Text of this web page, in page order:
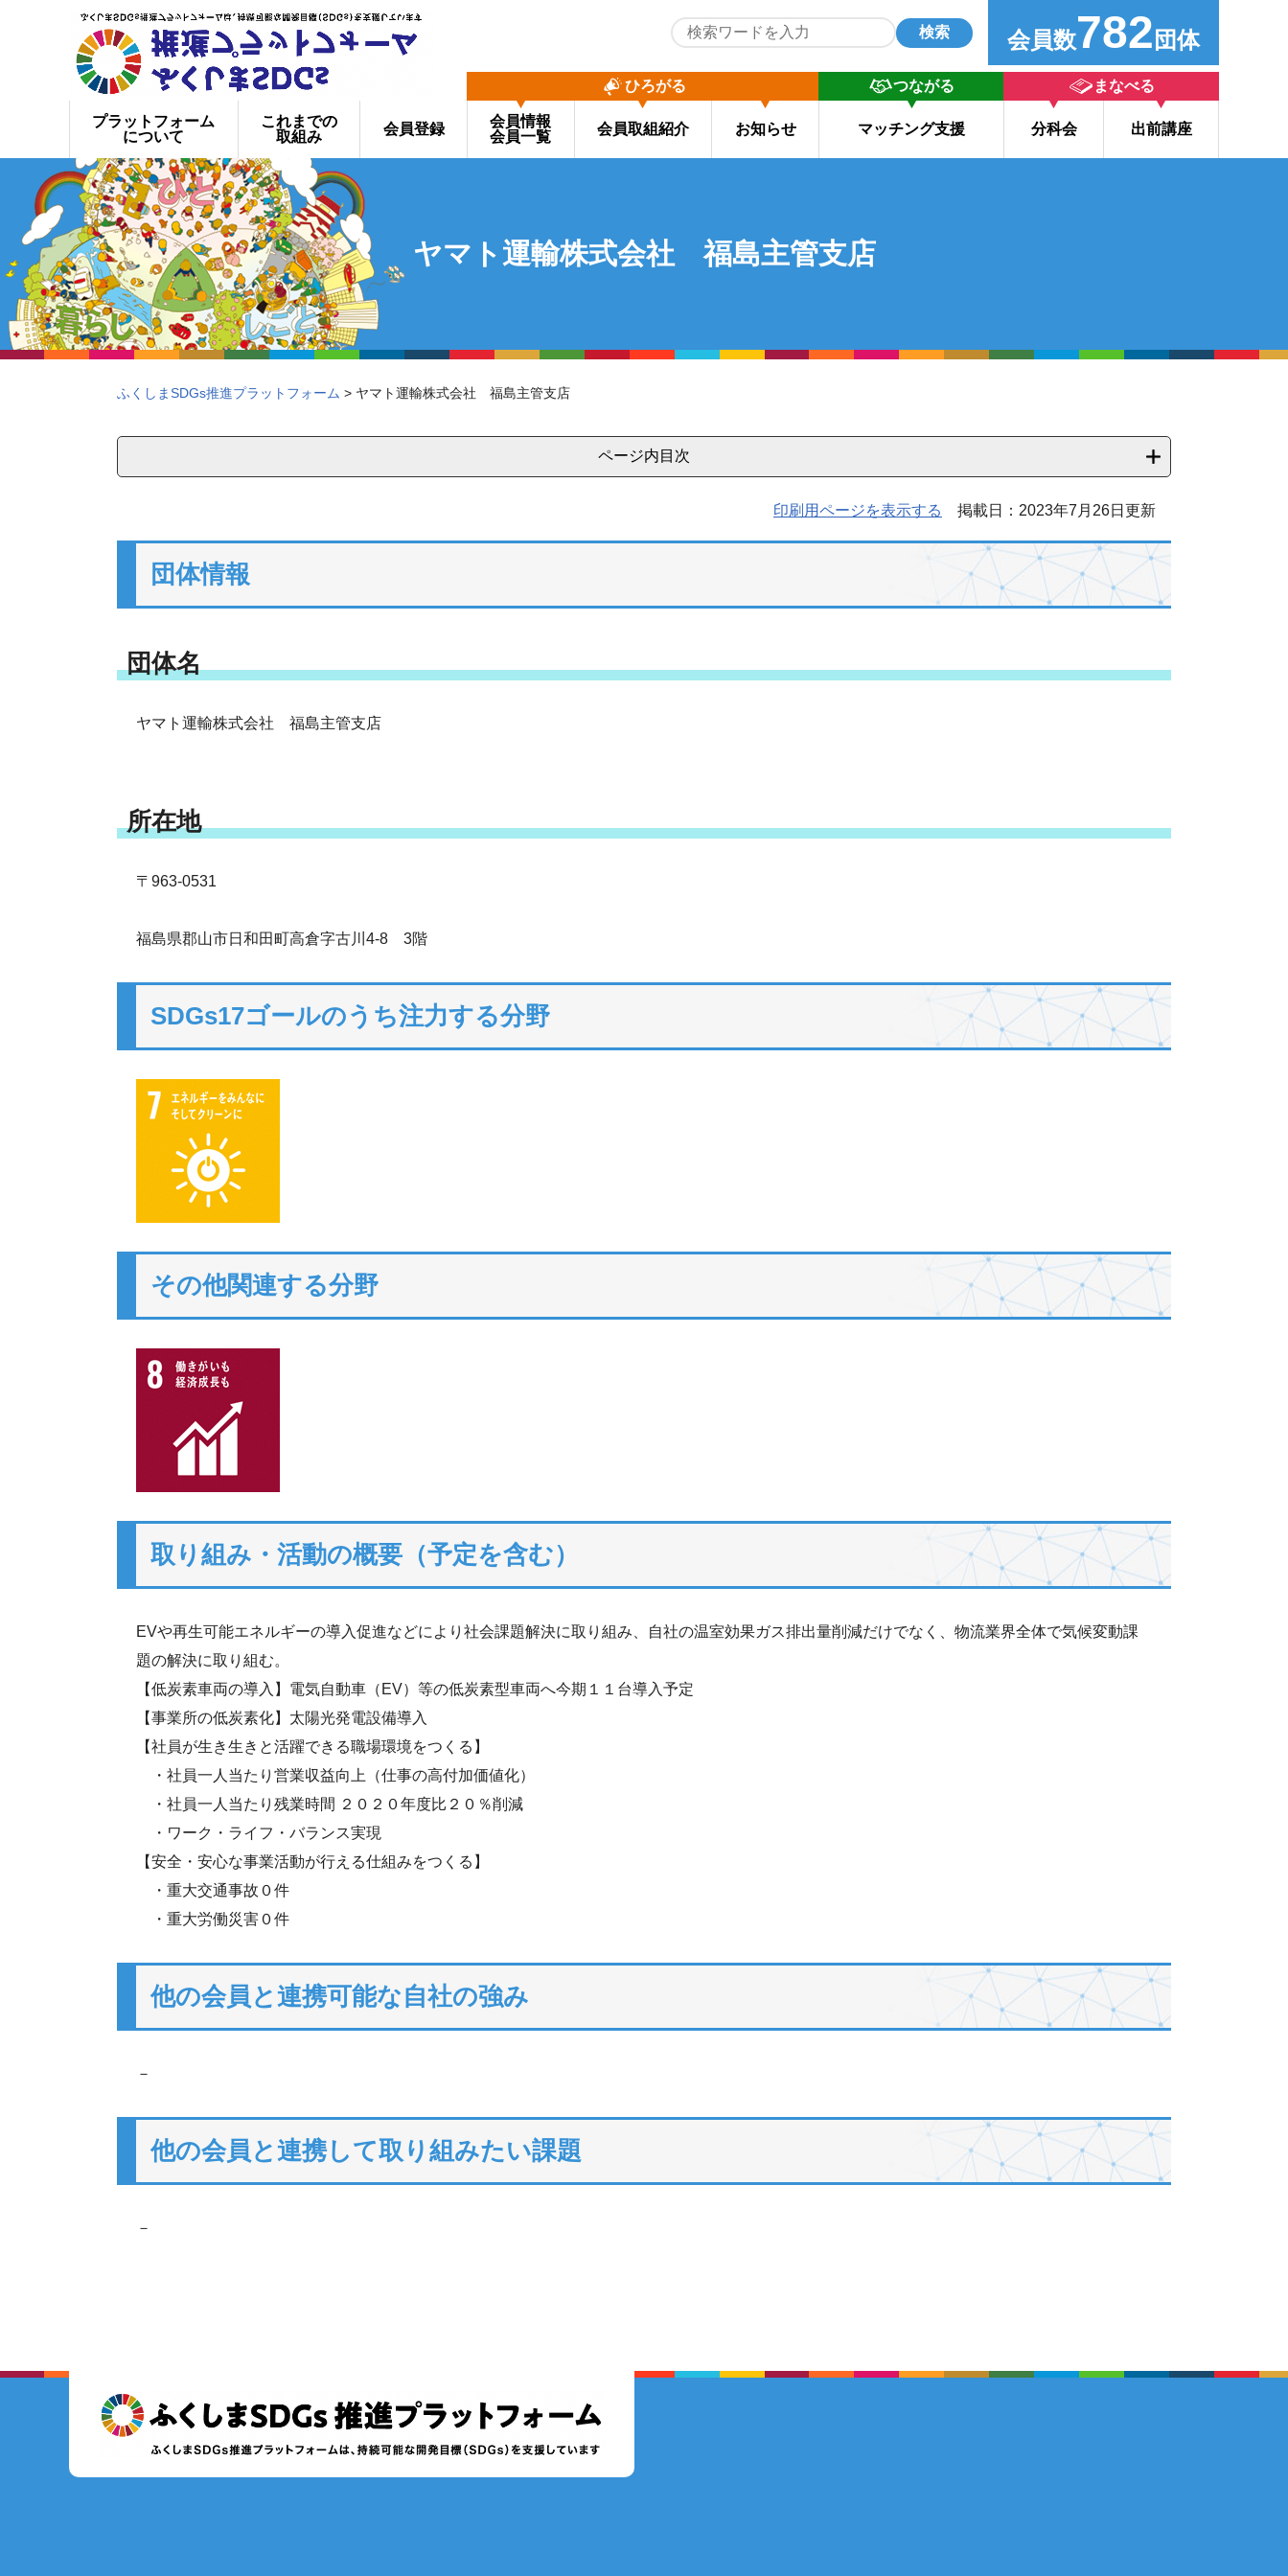
検索 会員数782 団体
プラットフォーム
について
これまでの
取組み
会員登録
ひろがる
会員情報
会員一覧
会員取組紹介 お知らせ
つながる
マッチング支援
まなべる
分科会 出前講座
ヤマト運輸株式会社 福島主管支店
ふくしまSDGs推進プラットフォーム > ヤマト運輸株式会社 福島主管支店
ページ内目次
印刷用ページを表示する 掲載日：2023年7月26日更新
団体情報
団体名
ヤマト運輸株式会社 福島主管支店
所在地
〒963-0531
福島県郡山市日和田町高倉字古川4-8 3階
SDGs17ゴールのうち注力する分野
その他関連する分野
取り組み・活動の概要（予定を含む）
EVや再生可能エネルギーの導入促進などにより社会課題解決に取り組み、自社の温室効果ガス排出量削減だけでなく、物流業界全体で気候変動課
題の解決に取り組む。
【低炭素車両の導入】電気自動車（EV）等の低炭素型車両へ今期１１台導入予定
【事業所の低炭素化】太陽光発電設備導入
【社員が生き生きと活躍できる職場環境をつくる】
・社員一人当たり営業収益向上（仕事の高付加価値化）
・社員一人当たり残業時間 ２０２０年度比２０％削減
・ワーク・ライフ・バランス実現
【安全・安心な事業活動が行える仕組みをつくる】
・重大交通事故０件
・重大労働災害０件
他の会員と連携可能な自社の強み
－
他の会員と連携して取り組みたい課題
－